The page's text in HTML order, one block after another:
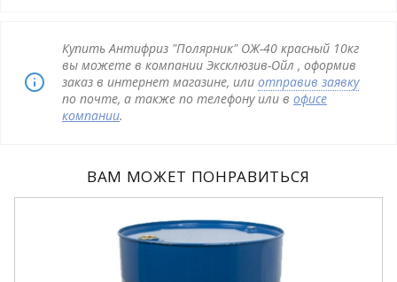
Купить Антифриз "Полярник" ОЖ-40 красный 10кг
вы можете в компании Эксклюзив-Ойл , оформив
заказ в интернет магазине, или отправив заявку
по почте, а также по телефону или в офисе
компании.
ВАМ МОЖЕТ ПОНРАВИТЬСЯ